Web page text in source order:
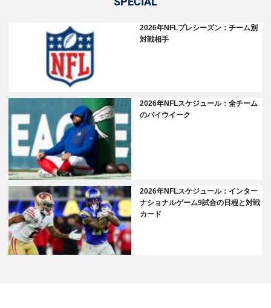
2026年NFLプレシーズン：チーム別
対戦相手
2026年NFLスケジュール：全チーム
のバイウイーク
2026年NFLスケジュール：インター
ナショナルゲーム9試合の日程と対戦
カード